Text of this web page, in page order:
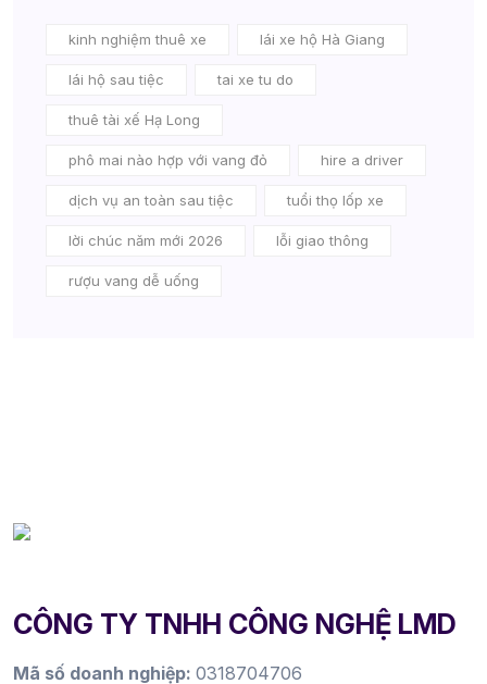
kinh nghiệm thuê xe lái xe hộ Hà Giang
lái hộ sau tiệc tai xe tu do
thuê tài xế Hạ Long
phô mai nào hợp với vang đỏ hire a driver
dịch vụ an toàn sau tiệc tuổi thọ lốp xe
lời chúc năm mới 2026 lỗi giao thông
rượu vang dễ uống
CÔNG TY TNHH CÔNG NGHỆ LMD
Mã số doanh nghiệp: 0318704706